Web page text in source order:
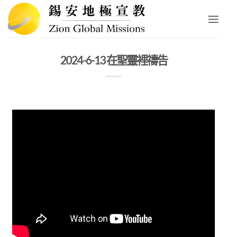
Skip
content
2024-6-13 在聖靈裡禱告